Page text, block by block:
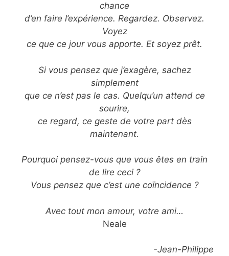
chance
d’en faire l’expérience. Regardez. Observez.
Voyez
ce que ce jour vous apporte. Et soyez prêt.
Si vous pensez que j’exagère, sachez
simplement
que ce n’est pas le cas. Quelqu’un attend ce
sourire,
ce regard, ce geste de votre part dès
maintenant.
Pourquoi pensez-vous que vous êtes en train
de lire ceci ?
Vous pensez que c’est une coïncidence ?
Avec tout mon amour, votre ami…
Neale
-Jean-Philippe